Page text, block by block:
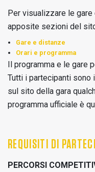
Per visualizzare le
apposite sezioni del
Gare e distanze
Orari e programma
Il programma e le gare
Tutti i partecipanti
sul sito della gara
programma ufficiale è
REQUISITI DI
PERCORSI